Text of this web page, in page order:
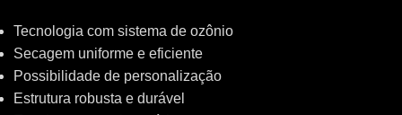
Tecnologia com sistema de ozônio
Secagem uniforme e eficiente
Possibilidade de personalização
Estrutura robusta e durável